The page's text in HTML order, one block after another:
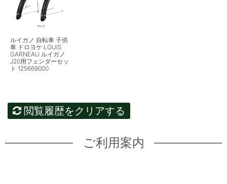
ルイガノ 自転車 子供
車 ドロヨケ LOUIS
GARNEAU ルイガノ
J20用フェンダーセッ
ト 125669000
閲覧履歴をクリアする
ご利用案内